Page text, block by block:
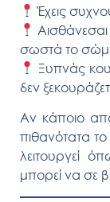
Έχεις
Αισθάνεσαι
σωστά το
Ξυπνάς
δεν
Αν κάποιο
πιθανότατα
λειτουργεί
μπορεί να σε